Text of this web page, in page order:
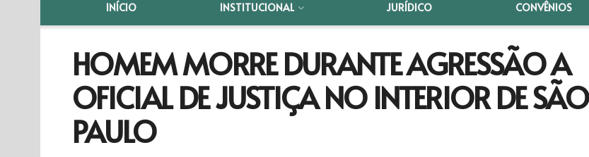
INÍCIO INSTITUCIONAL JURÍDICO CONVÊNIOS
HOMEM MORRE DURANTE AGRESSÃO A
OFICIAL DE JUSTIÇA NO INTERIOR DE SÃO
PAULO